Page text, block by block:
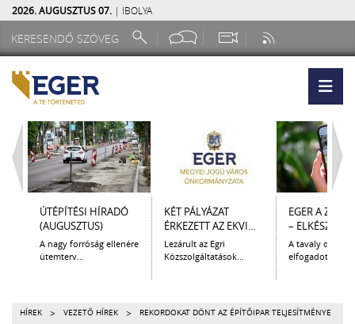
2026. AUGUSZTUS 07. | IBOLYA
ÚTÉPÍTÉSI HÍRADÓ
(AUGUSZTUS)
A nagy forróság ellenére
ütemterv...
KÉT PÁLYÁZAT
ÉRKEZETT AZ EKVI...
Lezárult az Egri
Közszolgáltatások...
EGER A
– ELKÉSZÜLT
A tavaly
elfogadott
HÍREK > VEZETŐ HÍREK > REKORDOKAT DÖNT AZ ÉPÍTŐIPAR TELJESÍTMÉNYE